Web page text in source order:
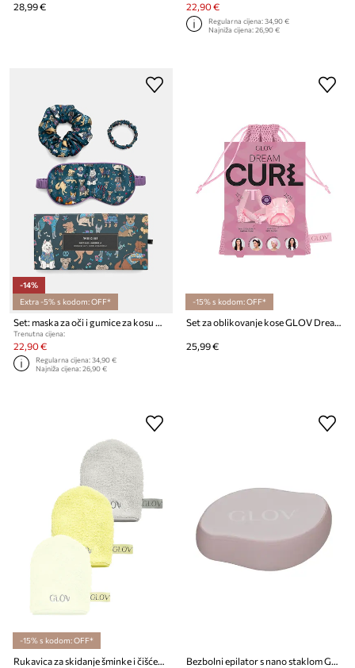
28,99 € 22,90 €
Regularna cijena:34,90 €
Najniža cijena:26,90 €
-14%
Extra -5% s kodom: OFF*
Trenutna cijena:
22,90 €
Regularna cijena:34,90 €
Najniža cijena:26,90 €
-15% s kodom: OFF*
25,99 €
-15% s kodom: OFF*
Rukavica za skidanje šminke i čišćenje lica samo vodom. GLOV ICONIC MITT 3-pack Bezbolni epilator s nano staklom GLOV